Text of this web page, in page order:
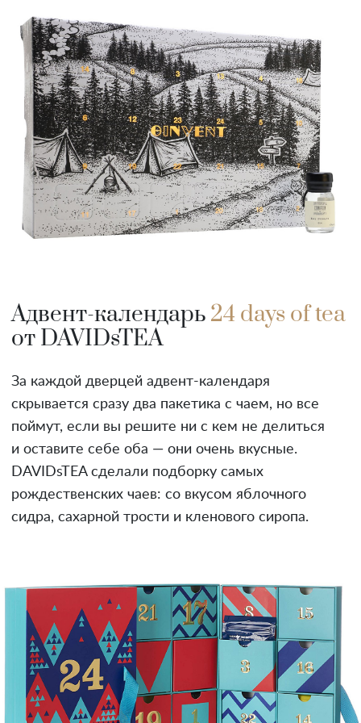
Адвент-календарь 24 days of tea
от DAVIDsTEA
За каждой дверцей адвент-календаря
скрывается сразу два пакетика с чаем, но все
поймут, если вы решите ни с кем не делиться
и оставите себе оба — они очень вкусные.
DAVIDsTEA сделали подборку самых
рождественских чаев: со вкусом яблочного
сидра, сахарной трости и кленового сиропа.